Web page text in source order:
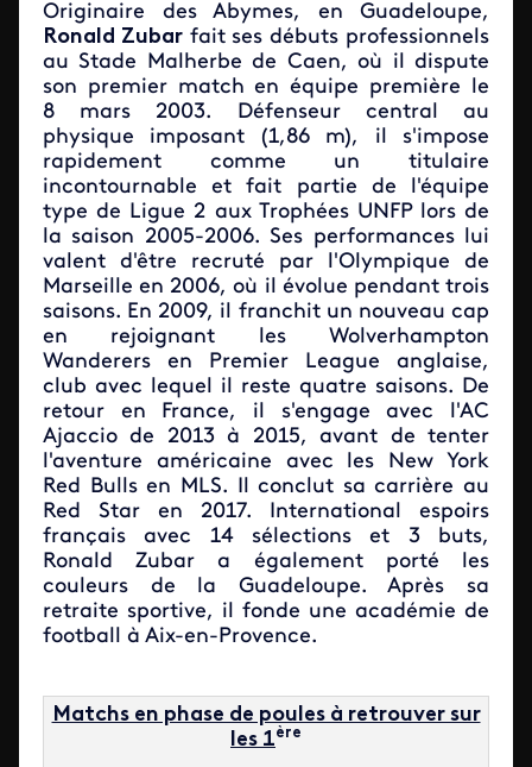
Originaire des Abymes, en Guadeloupe,
Ronald Zubarfait ses débuts professionnels
au Stade Malherbe de Caen, où il dispute
son premier match en équipe première le
8 mars 2003. Défenseur central au
physique imposant (1,86 m), il s'impose
rapidement comme un titulaire
incontournable et fait partie de l'équipe
type de Ligue 2 aux Trophées UNFP lors de
la saison 2005-2006. Ses performances lui
valent d'être recruté par l'Olympique de
Marseille en 2006, où il évolue pendant trois
saisons. En 2009, il franchit un nouveau cap
en rejoignant les Wolverhampton
Wanderers en Premier League anglaise,
club avec lequel il reste quatre saisons. De
retour en France, il s'engage avec l'AC
Ajaccio de 2013 à 2015, avant de tenter
l'aventure américaine avec les New York
Red Bulls en MLS. Il conclut sa carrière au
Red Star en 2017. International espoirs
français avec 14 sélections et 3 buts,
Ronald Zubar a également porté les
couleurs de la Guadeloupe. Après sa
retraite sportive, il fonde une académie de
football à Aix-en-Provence.
Matchs en phase de poules à retrouver sur
les 1ère